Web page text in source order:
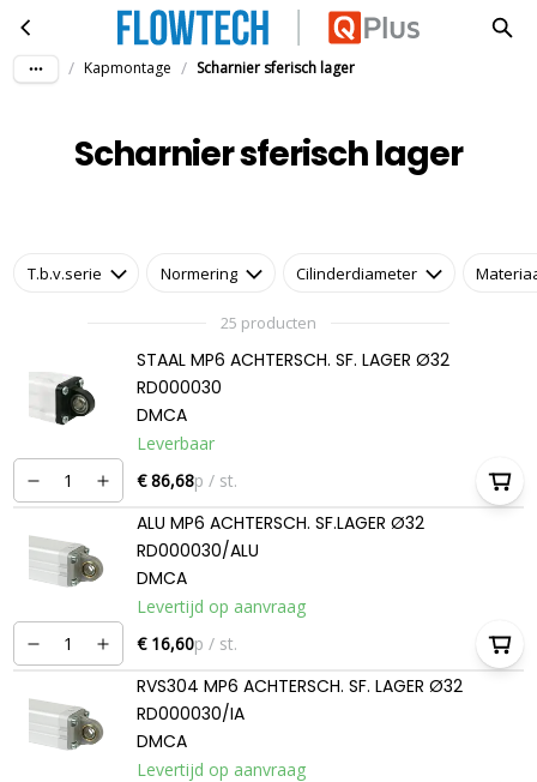
Ga naar hoofdinhoudScharnier sferisch lager
/ Kapmontage / Scharnier sferisch lager
Scharnier sferisch lager
T.b.v.serie Normering Cilinderdiameter
25 producten
STAAL MP6 ACHTERSCH. SF. LAGER Ø32
RD000030
DMCA
Leverbaar
€ 86,68p / st.
ALU MP6 ACHTERSCH. SF.LAGER Ø32
RD000030/ALU
DMCA
Levertijd op aanvraag
€ 16,60p / st.
RVS304 MP6 ACHTERSCH. SF. LAGER Ø32
RD000030/IA
DMCA
Levertijd op aanvraag